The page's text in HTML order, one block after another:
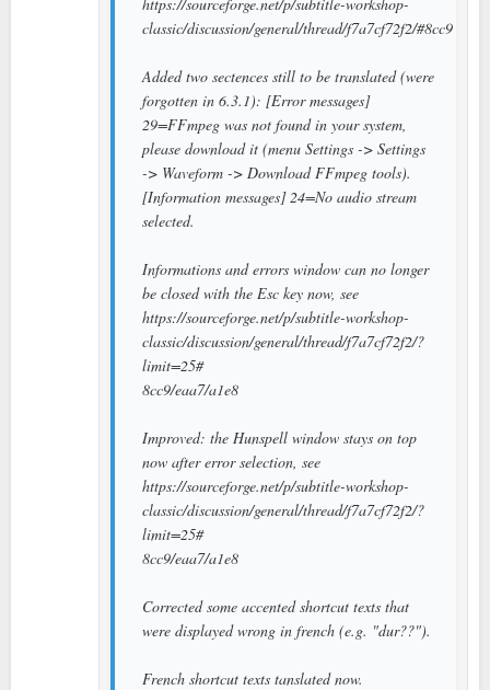
classic/discussion/general/thread/f7a7cf72f2/#8cc9
Added two sectences still to be translated (were
forgotten in 6.3.1): [Error messages]
29=FFmpeg was not found in your system,
please download it (menu Settings -> Settings
-> Waveform -> Download FFmpeg tools).
[Information messages] 24=No audio stream
selected.
Informations and errors window can no longer
be closed with the Esc key now, see
https://sourceforge.net/p/subtitle-workshop-
classic/discussion/general/thread/f7a7cf72f2/?
limit=25#
8cc9/eaa7/a1e8
Improved: the Hunspell window stays on top
now after error selection, see
https://sourceforge.net/p/subtitle-workshop-
classic/discussion/general/thread/f7a7cf72f2/?
limit=25#
8cc9/eaa7/a1e8
Corrected some accented shortcut texts that
were displayed wrong in french (e.g. "dur??").
French shortcut texts tanslated now.